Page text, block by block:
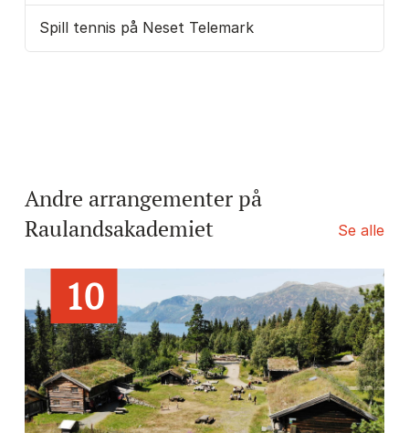
Spill tennis på Neset Telemark
Andre arrangementer på
Raulandsakademiet
Se alle
10